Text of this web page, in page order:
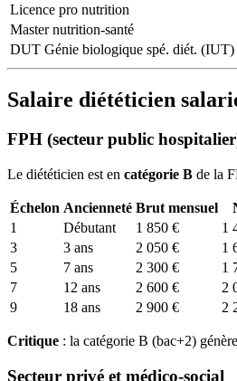
Licence pro nutrition
Master nutrition-santé
DUT Génie biologique spé. diét. (IUT)
Salaire diététicien
FPH (secteur public
Le diététicien est en catégorie B de la
Échelon Ancienneté Brut mensuel
1
Débutant 1 850 €
1
3
3 ans 2 050 €
1
5
7 ans 2 300 €
1
7
12 ans 2 600 €
2
9
18 ans 2 900 € 2
Critique : la catégorie B (bac+2)
Secteur privé et médico-social